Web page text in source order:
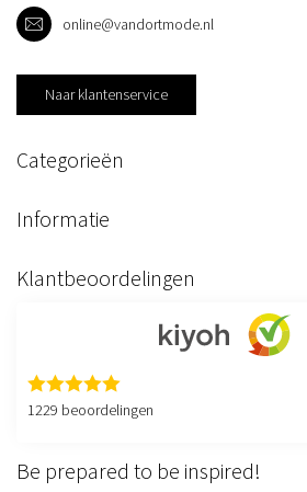
online@vandortmode.nl
Naar klantenservice
Categorieën
Informatie
Klantbeoordelingen
1229 beoordelingen
Be prepared to be inspired!